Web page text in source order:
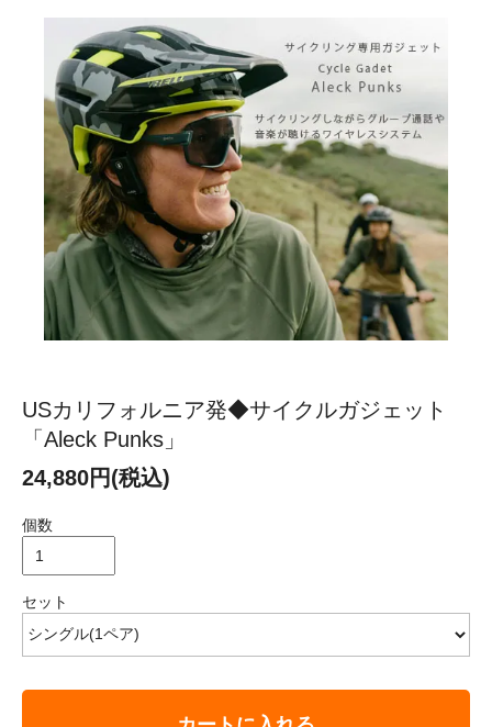
USカリフォルニア発◆サイクルガジェット
「Aleck Punks」
24,880円(税込)
個数
セット